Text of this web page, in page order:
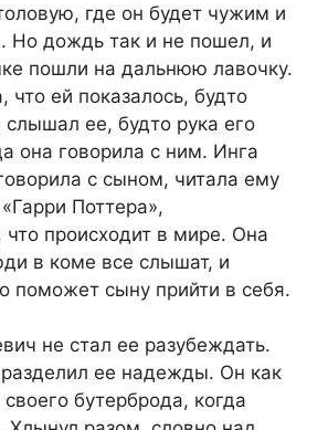
где он будет чужим и
Но дождь так и не пошел, и
пошли на дальнюю лавочку.
что ей показалось, будто
слышал ее, будто рука его
она говорила с ним. Инга
с сыном, читала ему
Поттера»,
что происходит в мире. Она
в коме все слышат, и
поможет сыну прийти в себя.
не стал ее разубеждать.
ее надежды. Он как
своего бутерброда, когда